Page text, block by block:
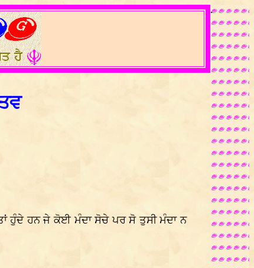
ਹੁੰਦੇ ਹਨ ਜੇ ਕੋਈ ਮੰਦਾ ਸੋਚੇ ਪਰ ਸੋ ਤੁਸੀ ਮੰਦਾ ਨ
.